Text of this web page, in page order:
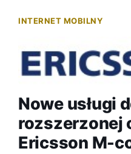
INTERNET MOBILNY
Nowe usługi
rozszerzonej
Ericsson M-